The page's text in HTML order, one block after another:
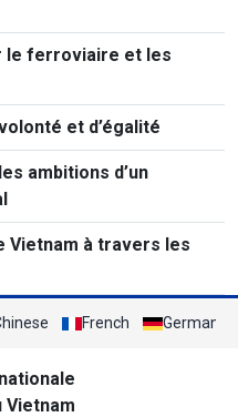
le ferroviaire et les
et d’égalité
ambitions d’un
Vietnam à travers les
French German
Vietnam